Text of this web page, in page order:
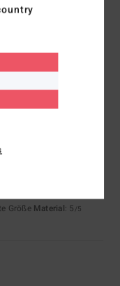
Verifizierter Kauf
Material: 5 Farbe
Größe Material: 5 /5